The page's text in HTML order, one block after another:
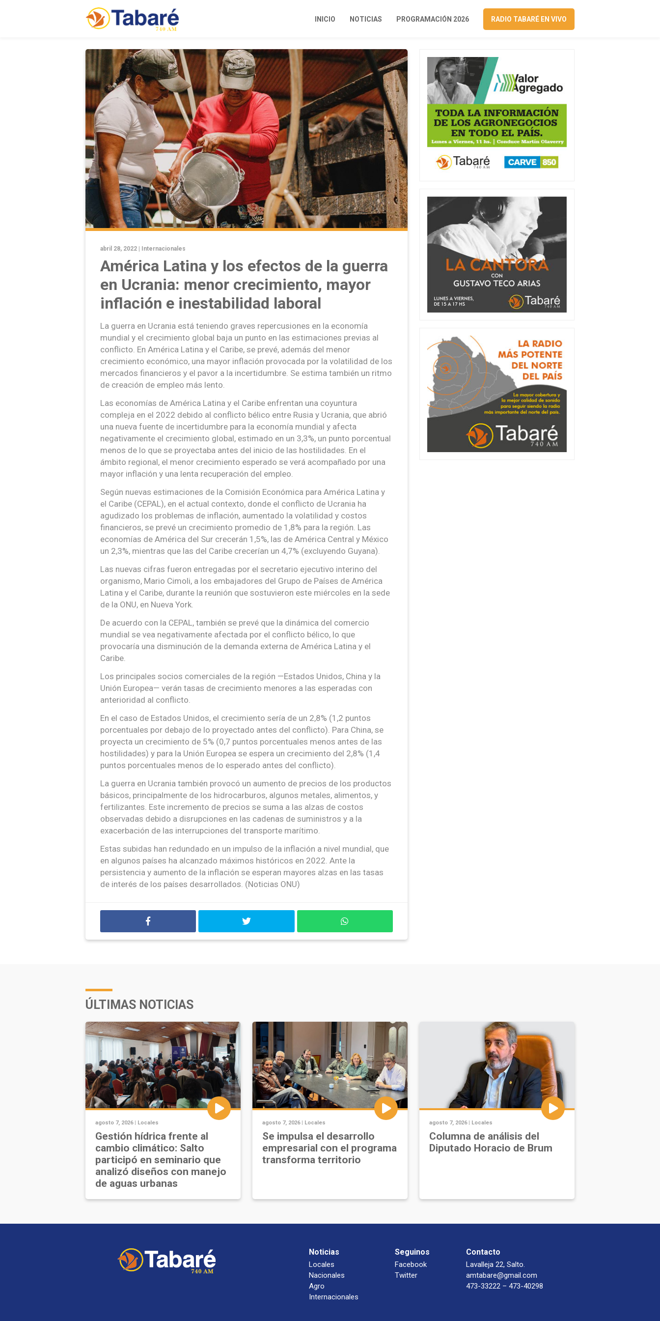
INICIO NOTICIAS PROGRAMACIÓN 2026 RADIO TABARÉ EN VIVO
abril 28, 2022 | Internacionales
América Latina y los efectos de la guerra
en Ucrania: menor crecimiento, mayor
inflación e inestabilidad laboral
La guerra en Ucrania está teniendo graves repercusiones en la economía
mundial y el crecimiento global baja un punto en las estimaciones previas al
conflicto. En América Latina y el Caribe, se prevé, además del menor
crecimiento económico, una mayor inflación provocada por la volatilidad de los
mercados financieros y el pavor a la incertidumbre. Se estima también un ritmo
de creación de empleo más lento.
Las economías de América Latina y el Caribe enfrentan una coyuntura
compleja en el 2022 debido al conflicto bélico entre Rusia y Ucrania, que abrió
una nueva fuente de incertidumbre para la economía mundial y afecta
negativamente el crecimiento global, estimado en un 3,3%, un punto porcentual
menos de lo que se proyectaba antes del inicio de las hostilidades. En el
ámbito regional, el menor crecimiento esperado se verá acompañado por una
mayor inflación y una lenta recuperación del empleo.
Según nuevas estimaciones de la Comisión Económica para América Latina y
el Caribe (CEPAL), en el actual contexto, donde el conflicto de Ucrania ha
agudizado los problemas de inflación, aumentado la volatilidad y costos
financieros, se prevé un crecimiento promedio de 1,8% para la región. Las
economías de América del Sur crecerán 1,5%, las de América Central y México
un 2,3%, mientras que las del Caribe crecerían un 4,7% (excluyendo Guyana).
Las nuevas cifras fueron entregadas por el secretario ejecutivo interino del
organismo, Mario Cimoli, a los embajadores del Grupo de Países de América
Latina y el Caribe, durante la reunión que sostuvieron este miércoles en la sede
de la ONU, en Nueva York.
De acuerdo con la CEPAL, también se prevé que la dinámica del comercio
mundial se vea negativamente afectada por el conflicto bélico, lo que
provocaría una disminución de la demanda externa de América Latina y el
Caribe.
Los principales socios comerciales de la región —Estados Unidos, China y la
Unión Europea— verán tasas de crecimiento menores a las esperadas con
anterioridad al conflicto.
En el caso de Estados Unidos, el crecimiento sería de un 2,8% (1,2 puntos
porcentuales por debajo de lo proyectado antes del conflicto). Para China, se
proyecta un crecimiento de 5% (0,7 puntos porcentuales menos antes de las
hostilidades) y para la Unión Europea se espera un crecimiento del 2,8% (1,4
puntos porcentuales menos de lo esperado antes del conflicto).
La guerra en Ucrania también provocó un aumento de precios de los productos
básicos, principalmente de los hidrocarburos, algunos metales, alimentos, y
fertilizantes. Este incremento de precios se suma a las alzas de costos
observadas debido a disrupciones en las cadenas de suministros y a la
exacerbación de las interrupciones del transporte marítimo.
Estas subidas han redundado en un impulso de la inflación a nivel mundial, que
en algunos países ha alcanzado máximos históricos en 2022. Ante la
persistencia y aumento de la inflación se esperan mayores alzas en las tasas
de interés de los países desarrollados. (Noticias ONU)
ÚLTIMAS NOTICIAS
agosto 7, 2026 | Locales
Gestión hídrica frente al
cambio climático: Salto
participó en seminario que
analizó diseños con manejo
de aguas urbanas
agosto 7, 2026 | Locales
Se impulsa el desarrollo
empresarial con el programa
transforma territorio
agosto 7, 2026 | Locales
Columna de análisis del
Diputado Horacio de Brum
Noticias
Locales
Nacionales
Agro
Internacionales
Seguinos
Facebook
Twitter
Contacto
Lavalleja 22, Salto.
amtabare@gmail.com
473-33222 – 473-40298